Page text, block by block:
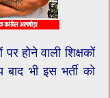
होने वाली शिक्षकों
भी इस भर्ती को